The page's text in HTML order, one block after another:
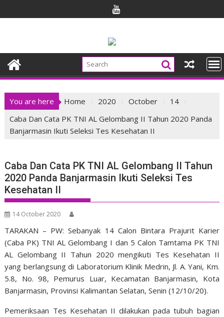
to
You are here Home 2020 October
14
Caba Dan Cata PK TNI AL Gelombang II Tahun 2020 Panda
Banjarmasin Ikuti Seleksi Tes Kesehatan II
Caba Dan Cata PK TNI AL Gelombang II Tahun
2020 Panda Banjarmasin Ikuti Seleksi Tes
Kesehatan II
14 October 2020
TARAKAN – PW: Sebanyak 14 Calon Bintara Prajurit Karier
(Caba PK) TNI AL Gelombang I dan 5 Calon Tamtama PK TNI
AL Gelombang II Tahun 2020 mengikuti Tes Kesehatan II
yang berlangsung di Laboratorium Klinik Medrin, Jl. A. Yani, Km.
5.8, No. 98, Pemurus Luar, Kecamatan Banjarmasin, Kota
Banjarmasin, Provinsi Kalimantan Selatan, Senin (12/10/20).
Pemeriksaan Tes Kesehatan II dilakukan pada tubuh bagian